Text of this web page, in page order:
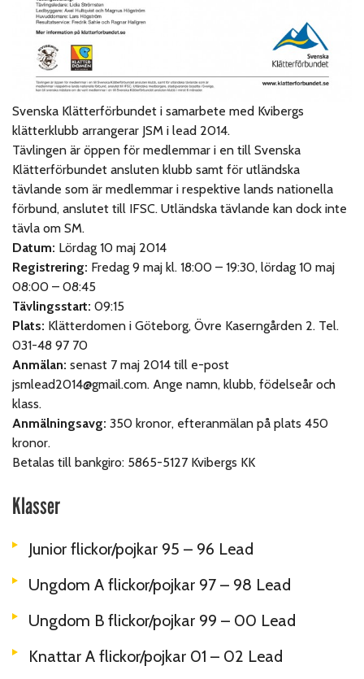
Svenska Klätterförbundet i samarbete med Kvibergs
klätterklubb arrangerar JSM i lead 2014.
Tävlingen är öppen för medlemmar i en till Svenska
Klätterförbundet ansluten klubb samt för utländska
tävlande som är medlemmar i respektive lands nationella
förbund, anslutet till IFSC. Utländska tävlande kan dock inte
tävla om SM.
Datum: Lördag 10 maj 2014
Registrering: Fredag 9 maj kl. 18:00 – 19:30, lördag 10 maj
08:00 – 08:45
Tävlingsstart: 09:15
Plats: Klätterdomen i Göteborg, Övre Kaserngården 2. Tel.
031-48 97 70
Anmälan: senast 7 maj 2014 till e-post
jsmlead2014@gmail.com. Ange namn, klubb, födelseår och
klass.
Anmälningsavg: 350 kronor, efteranmälan på plats 450
kronor.
Betalas till bankgiro: 5865-5127 Kvibergs KK
Klasser
Junior flickor/pojkar 95 – 96 Lead
Ungdom A flickor/pojkar 97 – 98 Lead
Ungdom B flickor/pojkar 99 – 00 Lead
Knattar A flickor/pojkar 01 – 02 Lead